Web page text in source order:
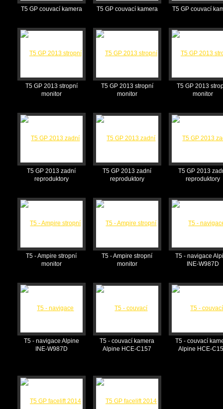
T5 GP couvací kamera T5 GP couvací kamera T5 GP couvací
T5 GP 2013 stropní
monitor
T5 GP 2013 stropní
monitor
T5 GP 2013
monitor
T5 GP 2013 zadní
reproduktory
T5 GP 2013 zadní
reproduktory
T5 GP 2013
reproduktory
T5 - Ampire stropní
monitor
T5 - Ampire stropní
monitor
T5 - navigace
INE-W987D
T5 - navigace Alpine
INE-W987D
T5 - couvací kamera
Alpine HCE-C157
T5 - couvací
Alpine HCE-